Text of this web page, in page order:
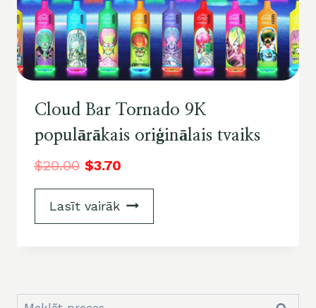
Cloud Bar Tornado 9K
populārākais oriģinālais tvaiks
$20.00 $3.70
Lasīt vairāk
Meklēt: